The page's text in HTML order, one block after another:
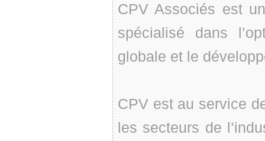
CPV Associés est
spécialisé dans
globale et le
CPV est au service
les secteurs de